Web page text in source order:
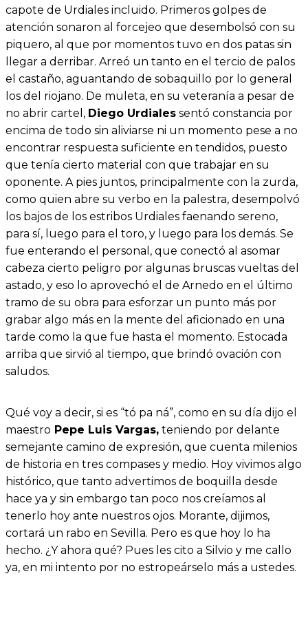
capote de Urdiales incluido. Primeros golpes de
atención sonaron al forcejeo que desembolsó con su
piquero, al que por momentos tuvo en dos patas sin
llegar a derribar. Arreó un tanto en el tercio de palos
el castaño, aguantando de sobaquillo por lo general
los del riojano. De muleta, en su veteranía a pesar de
no abrir cartel, Diego Urdiales sentó constancia por
encima de todo sin aliviarse ni un momento pese a no
encontrar respuesta suficiente en tendidos, puesto
que tenía cierto material con que trabajar en su
oponente. A pies juntos, principalmente con la zurda,
como quien abre su verbo en la palestra, desempolvó
los bajos de los estribos Urdiales faenando sereno,
para sí, luego para el toro, y luego para los demás. Se
fue enterando el personal, que conectó al asomar
cabeza cierto peligro por algunas bruscas vueltas del
astado, y eso lo aprovechó el de Arnedo en el último
tramo de su obra para esforzar un punto más por
grabar algo más en la mente del aficionado en una
tarde como la que fue hasta el momento. Estocada
arriba que sirvió al tiempo, que brindó ovación con
saludos.
Qué voy a decir, si es “tó pa ná”, como en su día dijo el
maestro Pepe Luis Vargas, teniendo por delante
semejante camino de expresión, que cuenta milenios
de historia en tres compases y medio. Hoy vivimos algo
histórico, que tanto advertimos de boquilla desde
hace ya y sin embargo tan poco nos creíamos al
tenerlo hoy ante nuestros ojos. Morante, dijimos,
cortará un rabo en Sevilla. Pero es que hoy lo ha
hecho. ¿Y ahora qué? Pues les cito a Silvio y me callo
ya, en mi intento por no estropeárselo más a ustedes.